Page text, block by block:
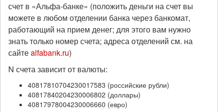
счет в «Альфа-банке» (положить деньги на счет вы
можете в любом отделении банка через банкомат,
работающий на прием денег; для этого вам нужно
знать только номер счета; адреса отделений см. на
сайтеalfabank.ru)
N счета зависит от валюты:
40817810704230017583 (российские рубли)
40817840204230006802 (доллары)
40817978004230006660 (евро)